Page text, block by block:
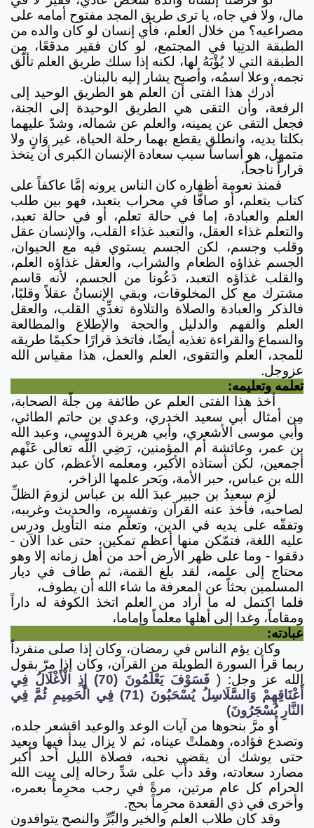
مال، ولا في جاه، يا ترى طريق المجد مفتوح أمامه على
مصراعيه؟ من خلال العلم، فأي إنسان لو كان والده من
الطبقة الدنِيا في المجتمع، لو كان فقير مدقعًا، من
الطبقة التي لا يُؤْبَهُ لها، لكنه إذا سلك طريق العلم تألّق
نجمه، وعلا اسمُه، وأصبح يشار إليه بالبنان.
أدرك هذا الفتى أن العلم هو الطريق الوحيد إلى
الرفعة، وأن التقى هي الطريق الوحيدة إلى الجنة،
فجعل التقى عن يمينه، والعلم عن شماله، وشدّ عليهما
بكلتا يديه، وانطلق يقطع بهما رحلة الحياة، غير وَانٍ ولا
متمهل، هو أساساً سبب سعادة الإنسان الكبرى أن يتخذ
قراراً ناجحاً،
فمنذ نعومة أظفاره كان الناس يرونه إمَّا عاكفاً على
كتاب يتعلم، أو صافًّا في محراب يتعبد، فهو بين طلب
العلم والعبادة، إما في حالة تعلم، أو في حالة تعبد،
والتعلم غذاء العقل، والتعبد غذاء القلب، والإنسان عقل
وقلب وجسم، لكن الجسم يستوي فيه مع الحيوان،
الجسم غذاؤه الطعام والشراب، والعقل غذاؤه العلم،
والقلب غذاؤه التعبد، دَعُونا من الجسم، لأنه قاسم
مشترك مع كل المخلوقات، وبقي الإنسانُ عقلاً وقلبًا،
فالذكر والعبادة والصلاة والتلاوة تغذِّي القلب، والعقل
العلم والفهم والدليل والحجة والإطلاع والمطالعة
والسماع والقراءة تغذيه أيضًا، فاتخذ قرارًا حكيمًا طريقه
للمجد، العلم والتقوى، العلم والعمل، هذا مقياس الله
عزوجل.
تعلمه وتعليمه:
أخذ هذا الفتى العلم عن طائفة مِن جلّة الصحابة،
مِن أمثال أبي سعيد الخدري، وعدي بن حاتم الطائي،
وأبي موسى الأشعري، وأبي هريرة الدوسي، وعبد الله
بن عمر، وعائشة أم المؤمنين، رَضِي اللَّه تعالى عَنْهم
أجمعين، لكن أستاذه الأكبر، ومعلمه الأعظم، كان عبد
الله بن عباس، حبر الأمة، وبَحر علمها الزاخر،
لزِم سعيدُ بن جبير عبدَ الله بن عباس لزومَ الظلِّ
لصاحبه، فأخذ عنه القرآن وتفسيره، والحديث وغريبه،
وتفقّه على يديه في الدين، وتعلّم منه التأويل ودرس
عليه اللغة، فتمّكن منها أعظم تمكين، حتى غدا الآن -
دققوا - وما على ظهر الأرض أحد من أهل زمانه إلا وهو
محتاج إلى علمه، لقد بلغ القمة، ثم طاف في ديار
المسلمين بحثاً عن المعرفة ما شاء الله أن يطوف،
فلما اكتمل له ما أراد من العلم اتخذ الكوفة له داراً
ومقاماً، وغدا إلى أهلها معلماً وإماما،
عبادته:
وكان يؤم الناس في رمضان، وكان إذا صلى منفرداً
ربما قرأ السورة الطويلة من القرآن، وكان إذا مرّ بقول
الله عز وجل: (
فَسَوْفَ يَعْلَمُونَ (70) إِذِ الْأَغْلَالُ فِي
أَعْنَاقِهِمْ وَالسَّلَاسِلُ يُسْحَبُونَ (71) فِي الْحَمِيمِ ثُمَّ فِي
النَّارِ يُسْجَرُونَ)
أو مرَّ بنحوها من آيات الوعد والوعيد اقشعر جلده،
وتصدع فؤاده، وهملتْ عيناه، ثم لا يزال يبدأ فيها ويعيد
حتى يوشك أن يقضي نحبه، فصلاة الليل أحد أكبر
مصارد سعادته، وقد دأَب على شدِّ رحاله إلى بيت الله
الحرام كل عام مرتين، مرةً في رجب محرِماً بعمره،
وأخرى في ذي القعدة محرِماً بحج.
وقد كان طلاب العلم والخير والبِّرِّ والنصح يتوافدون